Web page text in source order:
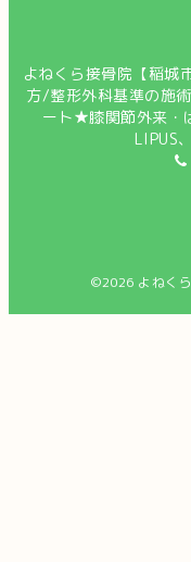
よねくら接骨院【稲
方/整形外科基準の施
ート★膝関節外来・
LIPUS
©2026 よねく